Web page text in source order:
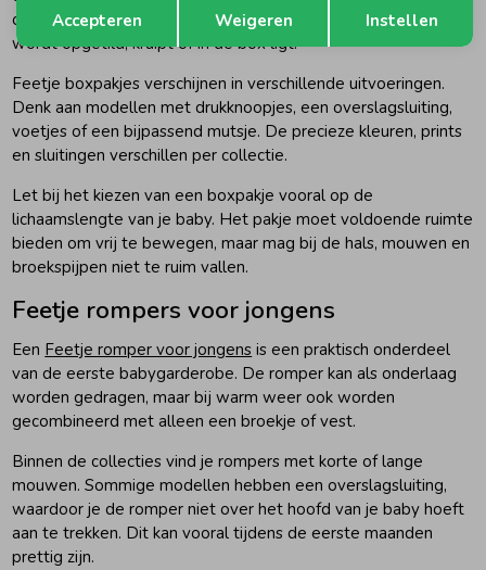
omhoog kruipt, blijft het prettig zitten wanneer een baby
wordt opgetild, kruipt of in de box ligt.
Feetje boxpakjes verschijnen in verschillende uitvoeringen.
Denk aan modellen met drukknoopjes, een overslagsluiting,
voetjes of een bijpassend mutsje. De precieze kleuren, prints
en sluitingen verschillen per collectie.
Let bij het kiezen van een boxpakje vooral op de
lichaamslengte van je baby. Het pakje moet voldoende ruimte
bieden om vrij te bewegen, maar mag bij de hals, mouwen en
broekspijpen niet te ruim vallen.
Feetje rompers voor jongens
Een Feetje romper voor jongens is een praktisch onderdeel
van de eerste babygarderobe. De romper kan als onderlaag
worden gedragen, maar bij warm weer ook worden
gecombineerd met alleen een broekje of vest.
Binnen de collecties vind je rompers met korte of lange
mouwen. Sommige modellen hebben een overslagsluiting,
waardoor je de romper niet over het hoofd van je baby hoeft
aan te trekken. Dit kan vooral tijdens de eerste maanden
prettig zijn.
Accepteren Weigeren Instellen